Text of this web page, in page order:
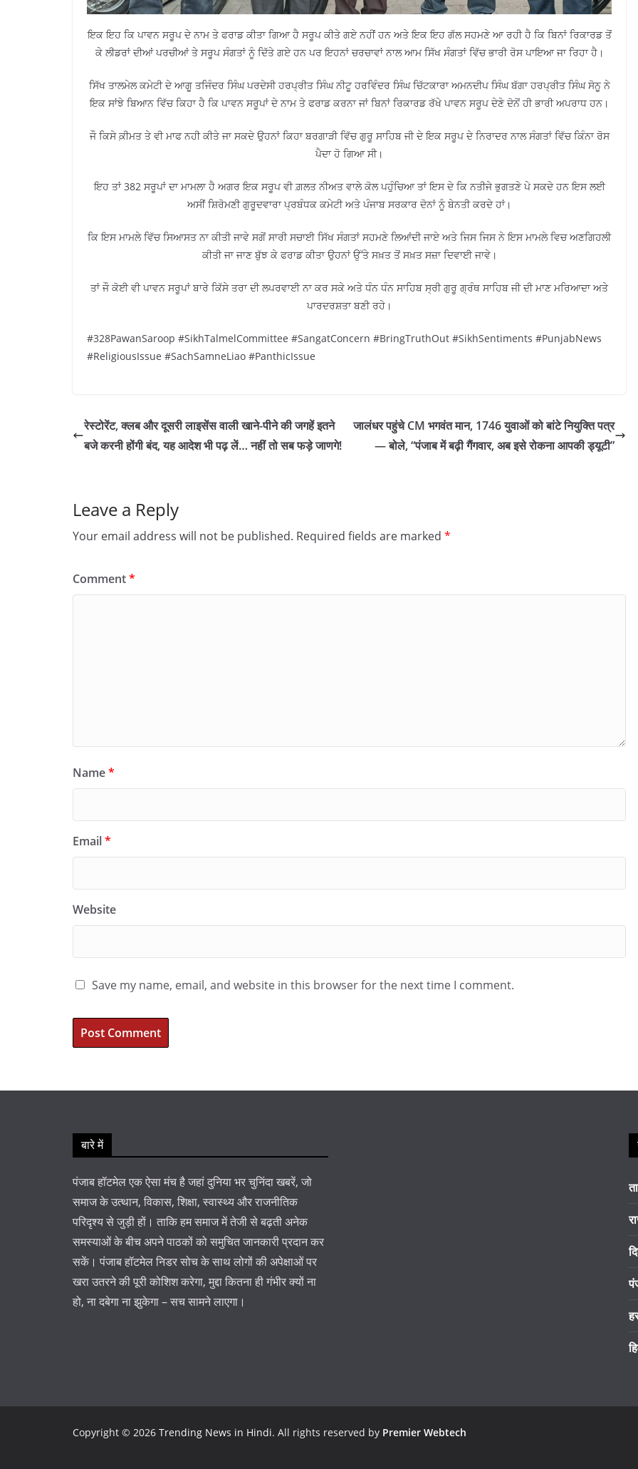
ਇਕ ਇਹ ਕਿ ਪਾਵਨ ਸਰੂਪ ਦੇ ਨਾਮ ਤੇ ਫਰਾਡ ਕੀਤਾ ਗਿਆ ਹੈ ਸਰੂਪ ਕੀਤੇ ਗਏ ਨਹੀਂ ਹਨ ਅਤੇ ਇਕ ਇਹ ਗੱਲ ਸਹਮਣੇ ਆ ਰਹੀ ਹੈ ਕਿ ਬਿਨਾਂ ਰਿਕਾਰਡ ਤੋਂ
ਕੇ ਲੀਡਰਾਂ ਦੀਆਂ ਪਰਚੀਆਂ ਤੇ ਸਰੂਪ ਸੰਗਤਾਂ ਨੂੰ ਦਿੱਤੇ ਗਏ ਹਨ ਪਰ ਇਹਨਾਂ ਚਰਚਾਵਾਂ ਨਾਲ ਆਮ ਸਿੱਖ ਸੰਗਤਾਂ ਵਿੱਚ ਭਾਰੀ ਰੋਸ ਪਾਇਆ ਜਾ ਰਿਹਾ ਹੈ।
ਸਿੱਖ ਤਾਲਮੇਲ ਕਮੇਟੀ ਦੇ ਆਗੂ ਤਜਿੰਦਰ ਸਿੰਘ ਪਰਦੇਸੀ ਹਰਪ੍ਰੀਤ ਸਿੰਘ ਨੀਟੂ ਹਰਵਿੰਦਰ ਸਿੰਘ ਚਿੱਟਕਾਰਾ ਅਮਨਦੀਪ ਸਿੰਘ ਬੱਗਾ ਹਰਪ੍ਰੀਤ ਸਿੰਘ ਸੋਨੂ ਨੇ
ਇਕ ਸਾਂਝੇ ਬਿਆਨ ਵਿੱਚ ਕਿਹਾ ਹੈ ਕਿ ਪਾਵਨ ਸਰੂਪਾਂ ਦੇ ਨਾਮ ਤੇ ਫਰਾਡ ਕਰਨਾ ਜਾਂ ਬਿਨਾਂ ਰਿਕਾਰਡ ਰੱਖੇ ਪਾਵਨ ਸਰੂਪ ਦੇਣੇ ਦੋਨੋਂ ਹੀ ਭਾਰੀ ਅਪਰਾਧ ਹਨ।
ਜੌ ਕਿਸੇ ਕ਼ੀਮਤ ਤੇ ਵੀ ਮਾਫ ਨਹੀ ਕੀਤੇ ਜਾ ਸਕਦੇ ਉਹਨਾਂ ਕਿਹਾ ਬਰਗਾੜੀ ਵਿੱਚ ਗੁਰੂ ਸਾਹਿਬ ਜੀ ਦੇ ਇਕ ਸਰੂਪ ਦੇ ਨਿਰਾਦਰ ਨਾਲ ਸੰਗਤਾਂ ਵਿੱਚ ਕਿੰਨਾ ਰੋਸ
ਪੈਦਾ ਹੋ ਗਿਆ ਸੀ।
ਇਹ ਤਾਂ 382 ਸਰੂਪਾਂ ਦਾ ਮਾਮਲਾ ਹੈ ਅਗਰ ਇਕ ਸਰੂਪ ਵੀ ਗ਼ਲਤ ਨੀਅਤ ਵਾਲੇ ਕੋਲ ਪਹੁੰਚਿਆ ਤਾਂ ਇਸ ਦੇ ਕਿ ਨਤੀਜੇ ਭੁਗਤਣੇ ਪੇ ਸਕਦੇ ਹਨ ਇਸ ਲਈ
ਅਸੀਂ ਸ਼ਿਰੋਮਣੀ ਗੁਰੂਦਵਾਰਾ ਪ੍ਰਬੰਧਕ ਕਮੇਟੀ ਅਤੇ ਪੰਜਾਬ ਸਰਕਾਰ ਦੋਨਾਂ ਨੂੰ ਬੇਨਤੀ ਕਰਦੇ ਹਾਂ।
ਕਿ ਇਸ ਮਾਮਲੇ ਵਿੱਚ ਸਿਆਸਤ ਨਾ ਕੀਤੀ ਜਾਵੇ ਸਗੋਂ ਸਾਰੀ ਸਚਾਈ ਸਿੱਖ ਸੰਗਤਾਂ ਸਹਮਣੇ ਲਿਆਂਦੀ ਜਾਏ ਅਤੇ ਜਿਸ ਜਿਸ ਨੇ ਇਸ ਮਾਮਲੇ ਵਿਚ ਅਣਗਿਹਲੀ
ਕੀਤੀ ਜਾ ਜਾਣ ਬੁੱਝ ਕੇ ਫਰਾਡ ਕੀਤਾ ਉਹਨਾਂ ਉੱਤੇ ਸਖ਼ਤ ਤੋਂ ਸਖ਼ਤ ਸਜ਼ਾ ਦਿਵਾਈ ਜਾਵੇ।
ਤਾਂ ਜੌ ਕੋਈ ਵੀ ਪਾਵਨ ਸਰੂਪਾਂ ਬਾਰੇ ਕਿੱਸੇ ਤਰਾ ਦੀ ਲਪਰਵਾਈ ਨਾ ਕਰ ਸਕੇ ਅਤੇ ਧੰਨ ਧੰਨ ਸਾਹਿਬ ਸ੍ਰੀ ਗੁਰੂ ਗ੍ਰੰਥ ਸਾਹਿਬ ਜੀ ਦੀ ਮਾਣ ਮਰਿਆਦਾ ਅਤੇ
ਪਾਰਦਰਸ਼ਤਾ ਬਣੀ ਰਹੇ।
#328PawanSaroop #SikhTalmelCommittee #SangatConcern #BringTruthOut #SikhSentiments #PunjabNews
#ReligiousIssue #SachSamneLiao #PanthicIssue
रेस्टोरेंट, क्लब और दूसरी लाइसेंस वाली खाने-पीने की जगहें इतने
बजे करनी होंगी बंद, यह आदेश भी पढ़ लें… नहीं तो सब फड़े जाणगे!
जालंधर पहुंचे CM भगवंत मान, 1746 युवाओं को बांटे नियुक्ति पत्र
— बोले, “पंजाब में बढ़ी गैंगवार, अब इसे रोकना आपकी ड्यूटी”
Leave a Reply
Your email address will not be published. Required fields are marked *
Comment*
Name*
Email*
Website
Save my name, email, and website in this browser for the next time I comment.
बारे में
पंजाब हॉटमेल एक ऐसा मंच है जहां दुनिया भर चुनिंदा खबरें, जो
समाज के उत्थान, विकास, शिक्षा, स्वास्थ्य और राजनीतिक
परिदृश्य से जुड़ी हों। ताकि हम समाज में तेजी से बढ़ती अनेक
समस्याओं के बीच अपने पाठकों को समुचित जानकारी प्रदान कर
सकें। पंजाब हॉटमेल निडर सोच के साथ लोगों की अपेक्षाओं पर
खरा उतरने की पूरी कोशिश करेगा, मुद्दा कितना ही गंभीर क्यों ना
हो, ना दबेगा ना झुकेगा – सच सामने लाएगा।
Copyright © 2026 Trending News in Hindi. All rights reserved by Premier Webtech